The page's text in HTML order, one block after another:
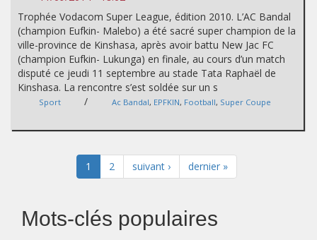
Trophée Vodacom Super League, édition 2010. L’AC Bandal
(champion Eufkin- Malebo) a été sacré super champion de la
ville-province de Kinshasa, après avoir battu New Jac FC
(champion Eufkin- Lukunga) en finale, au cours d’un match
disputé ce jeudi 11 septembre au stade Tata Raphaël de
Kinshasa. La rencontre s’est soldée sur un s
Sport / Ac Bandal, EPFKIN, Football, Super Coupe
1 2 suivant › dernier »
Mots-clés populaires